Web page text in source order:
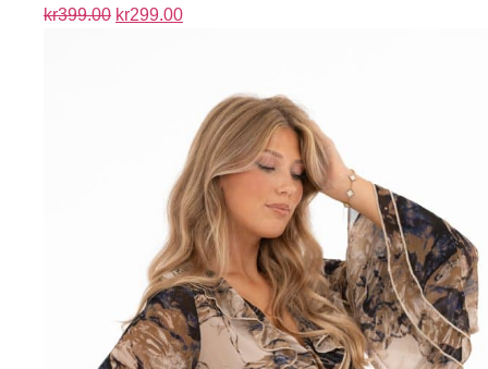
kr399.00 kr299.00